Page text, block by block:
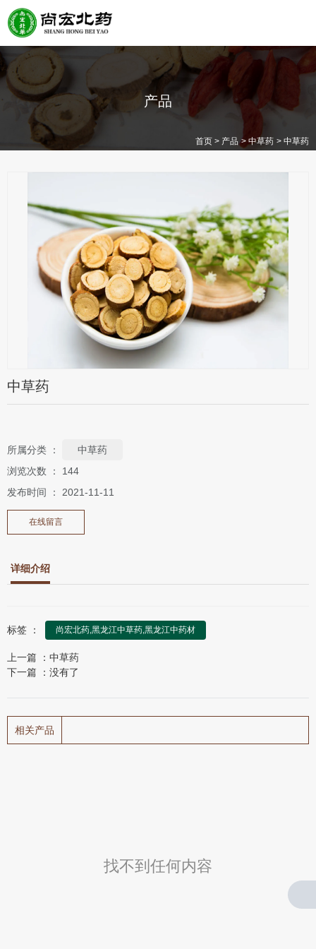
产品
首页 > 产品 > 中草药 > 中草药
中草药
所属分类 ：
中草药
浏览次数 ： 144
发布时间 ： 2021-11-11
在线留言
详细介绍
标签 ： 尚宏北药,黑龙江中草药,黑龙江中药材
上一篇 ： 中草药
下一篇 ： 没有了
相关产品
找不到任何内容